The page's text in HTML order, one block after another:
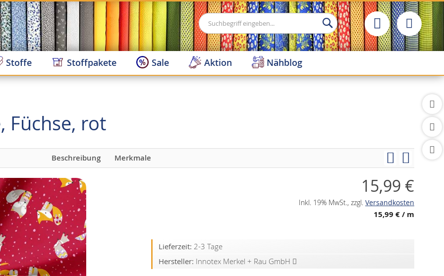
Suche
Suche
Stoffe Stoffpakete Sale Aktion Nähblog
Füchse, rot
Beschreibung Merkmale
15,99 €
Inkl. 19% MwSt., zzgl. Versandkosten
15,99 €/ m
Lieferzeit: 2-3 Tage
Hersteller: Innotex Merkel + Rau GmbH